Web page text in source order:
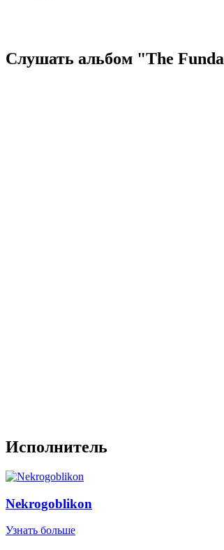
Слушать альбом "The
Исполнитель
Nekrogoblikon
Узнать больше